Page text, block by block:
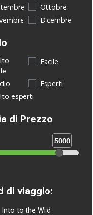
Ottobre
Dicembre
Facile
Esperti
esperti
di Prezzo
5000
di viaggio:
Into to the Wild